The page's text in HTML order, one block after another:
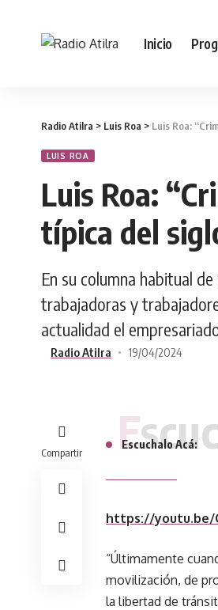
Inicio
Radio Atilra > Luis Roa > Luis Roa:
LUIS ROA
Luis Roa:
típica del
En su columna habitual
trabajadoras y
actualidad el
Radio Atilra 19/04/2024
Compartir
Escuchalo Acá:
https://youtu.be/
“Últimamente
movilización, de
la libertad de